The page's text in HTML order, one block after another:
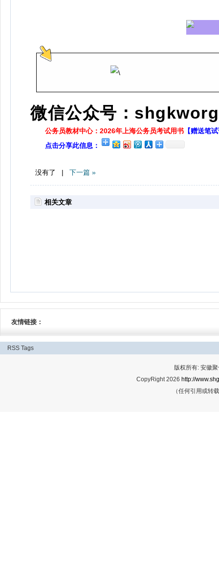
微信公众号：shgkworg
公务员教材中心：2026年上海公务员考试用书 【赠送笔
点击分享此信息：
没有了 | 下一篇 »
相关文章
友情链接：
RSS Tags
版权所有: 安徽
CopyRight 2026 http://
（任何引用或转